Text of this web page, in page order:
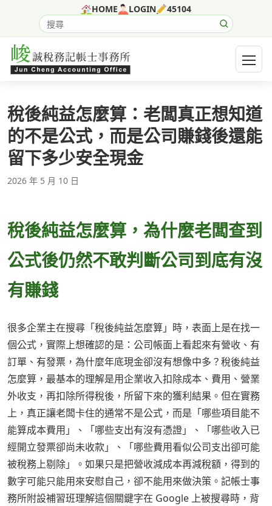
HOME LOGIN 45104
搜尋網站內容
開啟
稅後純益怎麼算：老闆真正想知道
的不是公式，而是公司賺錢後還能
留下多少安全現金
2026 年 5 月 10 日
稅後純益怎麼算，為什麼老闆查到
公式後仍然不敢判斷公司到底有沒
有賺錢
很多企業主在搜尋「稅後純益怎麼算」時，表面上是在找一
個公式，實際上想確認的是：公司帳面上看起來有營收、有
訂單、有發票，為什麼年底現金卻沒有想像中多？稅後純益
怎麼算，最基本的理解是用企業收入扣除成本、費用、營業
外收支，再扣除所得稅後，所留下來的獲利結果。但在實務
上，真正讓老闆卡住的通常不是公式，而是「哪些項目能不
能算成本費用」、「哪些支出有沒有憑證」、「哪些收入已
經開立發票卻尚未收款」、「哪些費用看似公司支出卻可能
被稅務上剔除」。如果只是把營收減成本再減稅額，得到的
數字可能只能用來安慰自己，卻不能用來做決策。記帳士事
務所附設補習班理解這個關鍵字在 Google 上被搜尋時，背